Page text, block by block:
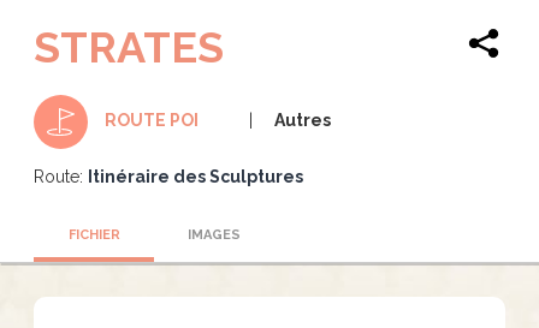
STRATES
ROUTE POI Autres
Route: Itinéraire des Sculptures
FICHIER IMAGES